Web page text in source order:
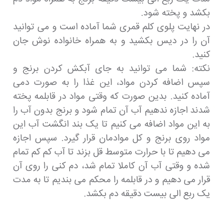
بکشد و پخته شود.
در نهایت پلوی کلم قمری شما آماده است و می توانید
آن را در دیس بکشید و به همراه خانواده نوش جان
کنید.
نکته: شما می توانید به جای آبکش کردن برنج و
سپس اضافه کردن مواد، این غذا را به صورت دمی
آماده کنید. بدین صورت که وقتی مواد در قابلمه پخته
شدند اجازه ندهیم آب آن تمام شود و برنج بدون آب را
به این مواد اضافه می کنیم تا یک بند انگشت آب این
مواد روی برنج و کل موادمان قرار گیرد. سپس اجازه
می دهیم تا با حرارت متوسط قل بزند تا آب کم کم تمام
شده و وقتی آب آن کاملا تمام شد، دم کنی را روی آن
قرار می دهیم و در قابلمه را محکم می بندیم تا به مدت
یک ربع الی بیست دقیقه دم بکشد.